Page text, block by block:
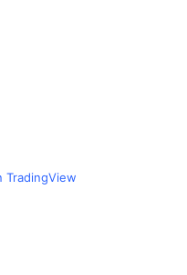
TradingView